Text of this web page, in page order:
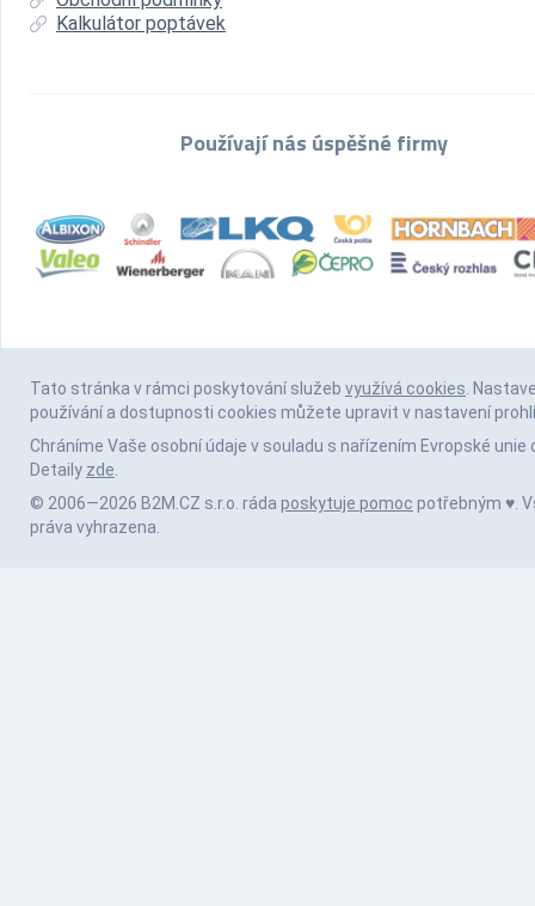
Kalkulátor poptávek
Používají nás úspěšné firmy
Tato stránka v rámci poskytování služeb využívá cookies .
používání a dostupnosti cookies můžete upravit v nastavení
Chráníme Vaše osobní údaje v souladu s nařízením Evropské unie
Detaily zde
© 2006—2026 B2M.CZ s.r.o. ráda poskytuje pomoc potřebným ♥️.
práva vyhrazena.